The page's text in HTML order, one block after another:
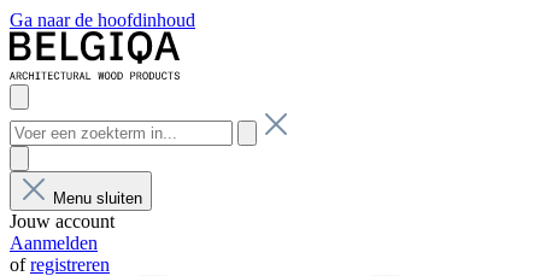
Ga naar de hoofdinhoud
Menu sluiten
Jouw account
Aanmelden
ofregistreren